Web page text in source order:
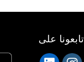
تابعونا على